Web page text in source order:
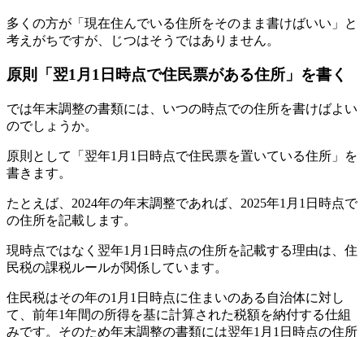
多くの方が「現在住んでいる住所をそのまま書けばいい」と
考えがちですが、じつはそうではありません。
原則「翌1月1日時点で住民票がある住所」を書く
では年末調整の書類には、いつの時点での住所を書けばよい
のでしょうか。
原則として「翌年1月1日時点で住民票を置いている住所」を
書きます。
たとえば、2024年の年末調整であれば、2025年1月1日時点で
の住所を記載します。
現時点ではなく翌年1月1日時点の住所を記載する理由は、住
民税の課税ルールが関係しています。
住民税はその年の1月1日時点に住まいのある自治体に対し
て、前年1年間の所得を基に計算された税額を納付する仕組
みです。そのため年末調整の書類には翌年1月1日時点の住所